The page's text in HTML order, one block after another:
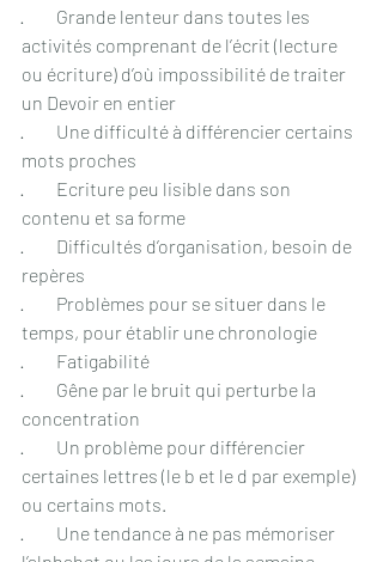
·         Grande lenteur dans toutes les
activités comprenant de l’écrit (lecture
ou écriture) d’où impossibilité de traiter
un Devoir en entier
·         Une difficulté à différencier certains
mots proches
·         Ecriture peu lisible dans son
contenu et sa forme
·         Difficultés d’organisation, besoin de
repères
·         Problèmes pour se situer dans le
temps, pour établir une chronologie
·         Fatigabilité
·         Gêne par le bruit qui perturbe la
concentration
·         Un problème pour différencier
certaines lettres (le b et le d par exemple)
ou certains mots.
·         Une tendance à ne pas mémoriser